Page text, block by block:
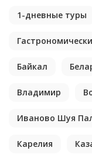
1-дневные туры
Байкал
Владимир
Иваново Шуя
Карелия